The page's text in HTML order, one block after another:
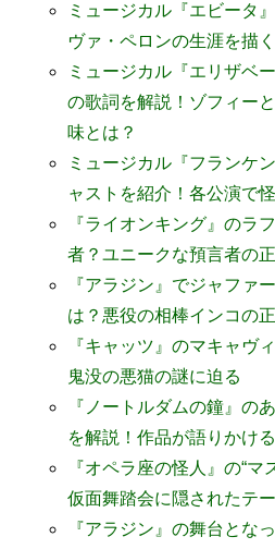
ミュージカル『エビータ
ヴァ・ペロンの生涯を描
ミュージカル『エリザベ
の歌詞を解説！ゾフィー
味とは？
ミュージカル『フランケ
ャストを紹介！各公演で
『ライオンキング』のラ
者？ユニークな預言者の
『アラジン』でジャファ
は？悪役の相棒インコの
『キャッツ』のマキャヴ
鬼没の悪猫の謎に迫る
『ノートルダムの鐘』の
を解説！作品が語りかけ
『オペラ座の怪人』の“マ
仮面舞踏会に隠されたテ
『アラジン』の舞台とな